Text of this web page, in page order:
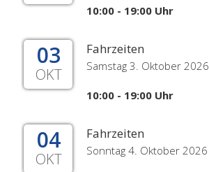
10:00 - 19:00 Uhr
03
OKT
Fahrzeiten
Samstag 3. Oktober 2026
10:00 - 19:00 Uhr
04
OKT
Fahrzeiten
Sonntag 4. Oktober 2026